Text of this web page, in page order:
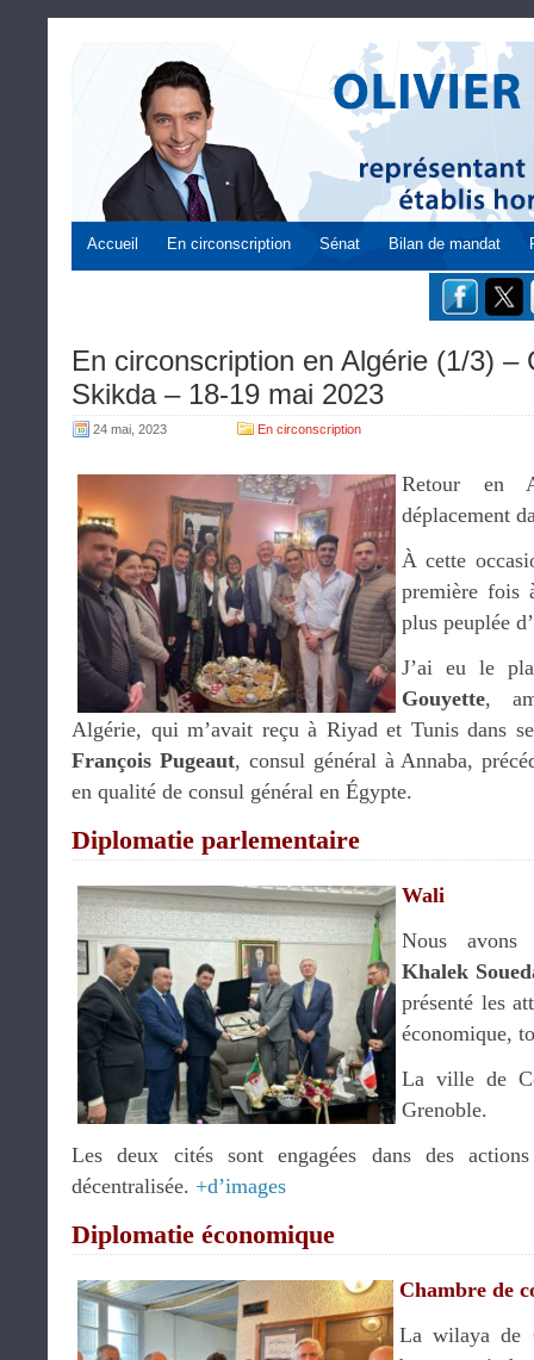
Accueil En circonscription Sénat Bilan de mandat
En circonscription en Algérie (1/3) –
Skikda – 18-19 mai 2023
24 mai, 2023 En circonscription
Retour en
déplacement
À cette
première fois
plus peuplée
J’ai eu le
Gouyette,
Algérie, qui m’avait reçu à Riyad et Tunis dans
François Pugeaut, consul général à Annaba,
en qualité de consul général en Égypte.
Diplomatie parlementaire
Wali
Nous
Khalek
présenté les
économique,
La ville de
Grenoble.
Les deux cités sont engagées dans des
décentralisée. +d’images
Diplomatie économique
Chambre de
La wilaya de